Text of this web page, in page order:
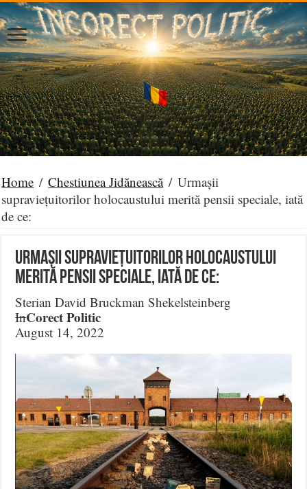
Home / Chestiunea Jidănească / Urmașii
supraviețuitorilor holocaustului merită pensii speciale, iată
de ce:
Urmașii supraviețuitorilor holocaustului
merită pensii speciale, iată de ce:
Sterian David Bruckman Shekelsteinberg
InCorect Politic
August 14, 2022